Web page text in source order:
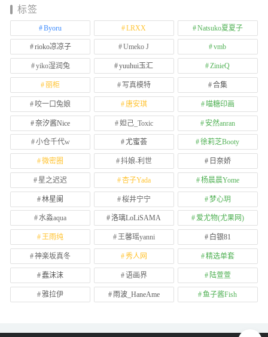
标签
Byoru LRXX Natsuko夏夏子
rioko凉凉子 Umeko J vmb
yiko湿润兔 yuuhui玉汇 ZinieQ
丽柜 写真模特 合集
咬一口兔娘 唐安琪 喵糖印画
奈汐酱Nice 妲己_Toxic 安然anran
小仓千代w 尤蜜荟 徐莉芝Booty
微密圈 抖娘-利世 日奈娇
星之迟迟 杏子Yada 杨晨晨Yome
林星阑 桜井宁宁 梦心玥
水淼aqua 洛璃LoLiSAMA 爱尤物(尤果网)
王雨纯 王馨瑶yanni 白银81
神楽坂真冬 秀人网 精选单套
蠢沫沫 语画界 陆萱萱
雅拉伊 雨波_HaneAme 鱼子酱Fish